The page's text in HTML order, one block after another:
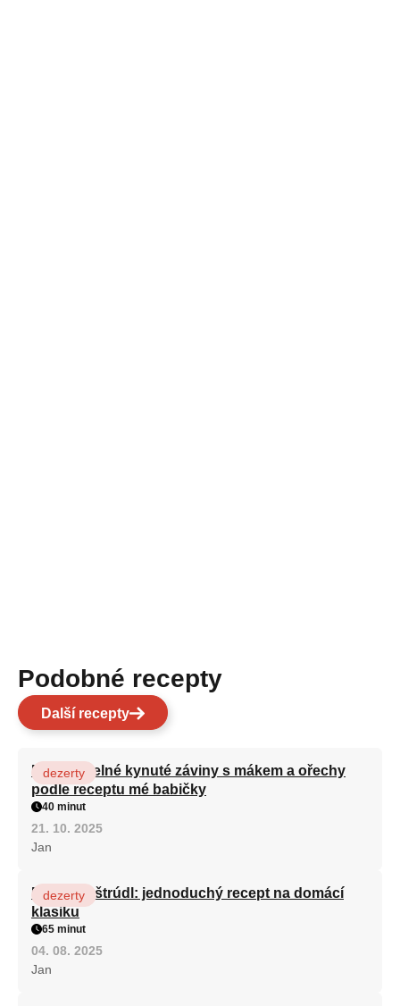
Podobné recepty
Další recepty
Neodolatelné kynuté záviny s mákem a ořechy
podle receptu mé babičky
dezerty
40 minut
21. 10. 2025
Jan
Babiččin štrúdl: jednoduchý recept na domácí
klasiku
dezerty
65 minut
04. 08. 2025
Jan